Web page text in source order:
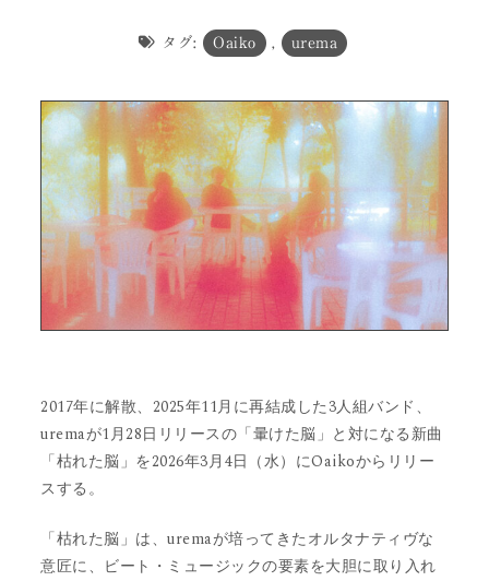
タグ: Oaiko , urema
2017年に解散、2025年11月に再結成した3人組バンド、
uremaが1月28日リリースの「暈けた脳」と対になる新曲
「枯れた脳」を2026年3月4日（水）にOaikoからリリー
スする。
「枯れた脳」は、uremaが培ってきたオルタナティヴな
意匠に、ビート・ミュージックの要素を大胆に取り入れ